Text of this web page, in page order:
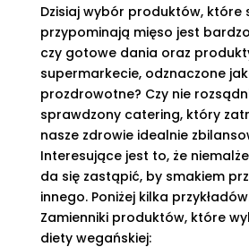
Dzisiaj wybór produktów, które
przypominają mięso jest
czy gotowe dania oraz
supermarkecie, odznaczone
prozdrowotne? Czy nie
sprawdzony catering, który
nasze zdrowie idealnie
Interesujące jest to, że
da się zastąpić, by smakiem
innego. Poniżej kilka
Zamienniki produktów, które
diety wegańskiej: